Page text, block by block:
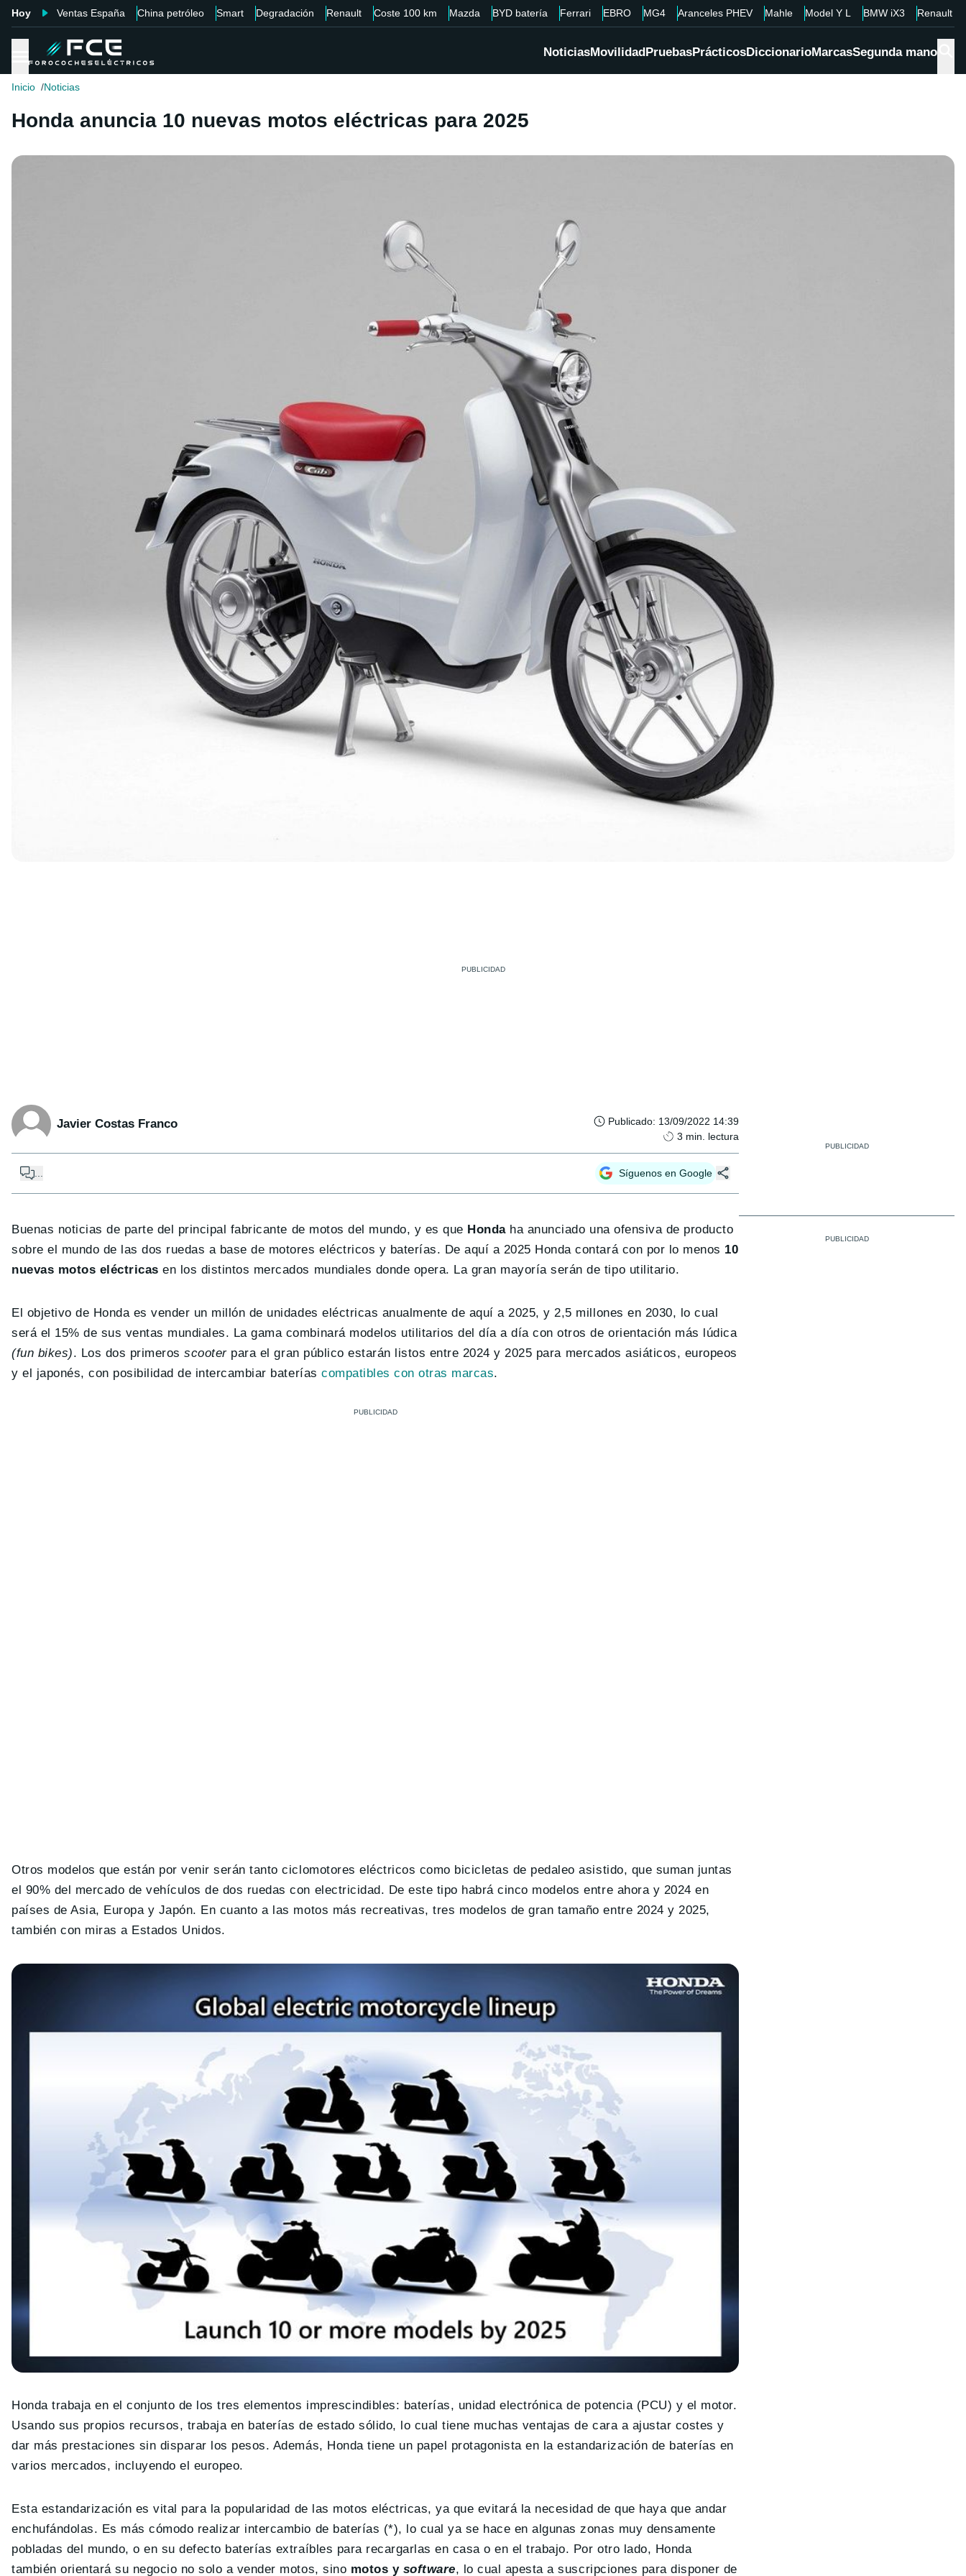
Hoy Ventas España China petróleo Smart Degradación Renault Coste 100 km Mazda BYD batería Ferrari EBRO MG4 Aranceles PHEV Mahle Model Y L BMW iX3 Renault
NoticiasMovilidadPruebasPrácticosDiccionarioMarcasSegunda mano
Inicio Noticias
Honda anuncia 10 nuevas motos eléctricas para 2025
Javier Costas Franco Publicado: 13/09/2022 14:39
3 min. lectura
Síguenos en Google
Buenas noticias de parte del principal fabricante de motos del mundo, y es que Hondaha anunciado una ofensiva de producto
sobre el mundo de las dos ruedas a base de motores eléctricos y baterías. De aquí a 2025 Honda contará con por lo menos 10
nuevas motos eléctricas en los distintos mercados mundiales donde opera. La gran mayoría serán de tipo utilitario.
El objetivo de Honda es vender un millón de unidades eléctricas anualmente de aquí a 2025, y 2,5 millones en 2030, lo cual
será el 15% de sus ventas mundiales. La gama combinará modelos utilitarios del día a día con otros de orientación más lúdica
(fun bikes). Los dos primerosscooterpara el gran público estarán listos entre 2024 y 2025 para mercados asiáticos, europeos
y el japonés, con posibilidad de intercambiar bateríascompatibles con otras marcas.
Otros modelos que están por venir serán tanto ciclomotores eléctricos como bicicletas de pedaleo asistido, que suman juntas
el 90% del mercado de vehículos de dos ruedas con electricidad. De este tipo habrá cinco modelos entre ahora y 2024 en
países de Asia, Europa y Japón. En cuanto a las motos más recreativas, tres modelos de gran tamaño entre 2024 y 2025,
también con miras a Estados Unidos.
Honda trabaja en el conjunto de los tres elementos imprescindibles: baterías, unidad electrónica de potencia (PCU) y el motor.
Usando sus propios recursos, trabaja en baterías de estado sólido, lo cual tiene muchas ventajas de cara a ajustar costes y
dar más prestaciones sin disparar los pesos. Además, Honda tiene un papel protagonista en la estandarización de baterías en
varios mercados, incluyendo el europeo.
Esta estandarización es vital para la popularidad de las motos eléctricas, ya que evitará la necesidad de que haya que andar
enchufándolas. Es más cómodo realizar intercambio de baterías (*), lo cual ya se hace en algunas zonas muy densamente
pobladas del mundo, o en su defecto baterías extraíbles para recargarlas en casa o en el trabajo. Por otro lado, Honda
también orientará su negocio no solo a vender motos, sino motos y software, lo cual apesta a suscripciones para disponer de